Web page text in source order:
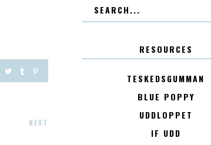
NEXT
RESOURCES
TESKEDSGUMMAN
BLUE POPPY
UDDLOPPET
IF UDD